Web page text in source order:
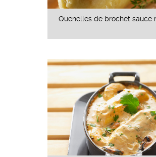
Quenelles de brochet sauce